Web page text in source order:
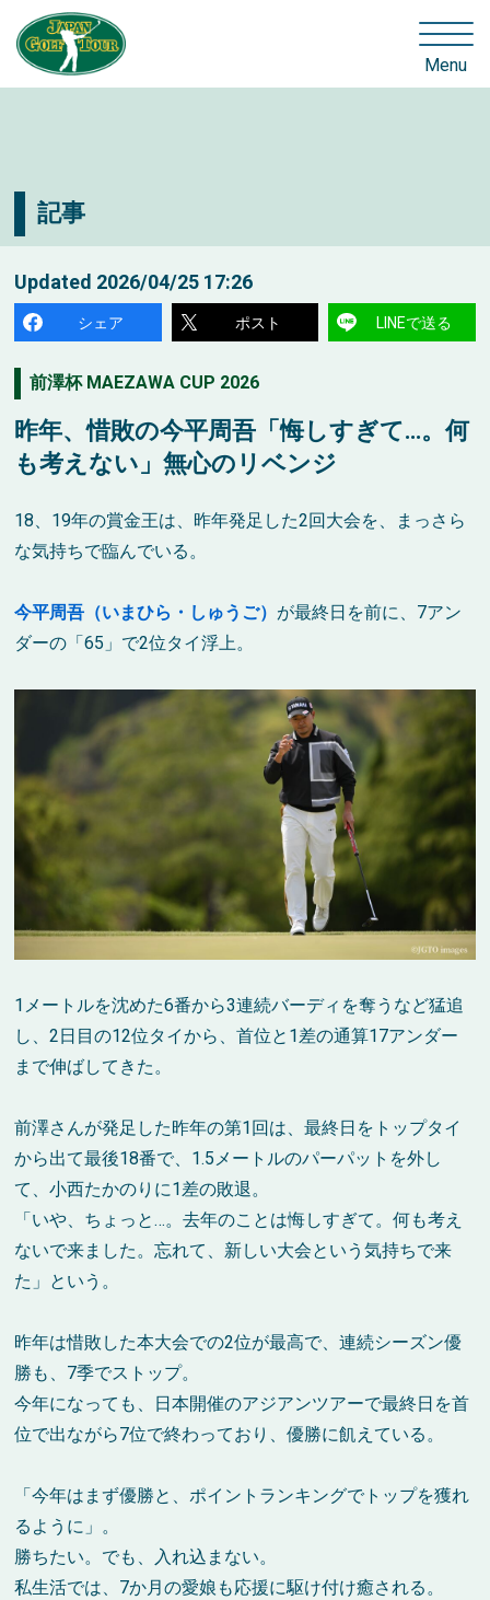
Menu
記事
Updated 2026/04/25 17:26
シェア ポスト LINEで送る
前澤杯 MAEZAWA CUP 2026
昨年、惜敗の今平周吾「悔しすぎて…。何
も考えない」無心のリベンジ
18、19年の賞金王は、昨年発足した2回大会を、まっさら
な気持ちで臨んでいる。
今平周吾（いまひら・しゅうご） が最終日を前に、7アン
ダーの「65」で2位タイ浮上。
1メートルを沈めた6番から3連続バーディを奪うなど猛追
し、2日目の12位タイから、首位と1差の通算17アンダー
まで伸ばしてきた。
前澤さんが発足した昨年の第1回は、最終日をトップタイ
から出て最後18番で、1.5メートルのパーパットを外し
て、小西たかのりに1差の敗退。
「いや、ちょっと…。去年のことは悔しすぎて。何も考え
ないで来ました。忘れて、新しい大会という気持ちで来
た」という。
昨年は惜敗した本大会での2位が最高で、連続シーズン優
勝も、7季でストップ。
今年になっても、日本開催のアジアンツアーで最終日を首
位で出ながら7位で終わっており、優勝に飢えている。
「今年はまず優勝と、ポイントランキングでトップを獲れ
るように」。
勝ちたい。でも、入れ込まない。
私生活では、7か月の愛娘も応援に駆け付け癒される。